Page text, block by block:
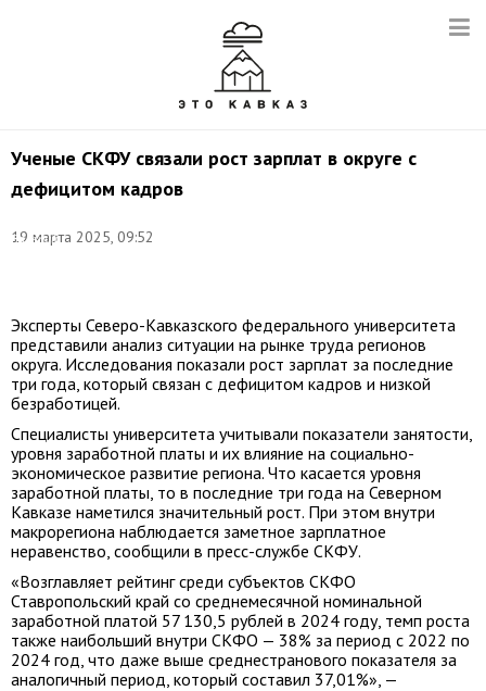
Ученые СКФУ связали рост зарплат в округе с
дефицитом кадров
19 марта 2025, 09:52
Валерий
Эксперты Северо-Кавказского федерального университета
представили анализ ситуации на рынке труда регионов
округа. Исследования показали рост зарплат за последние
три года, который связан с дефицитом кадров и низкой
безработицей.
Специалисты университета учитывали показатели занятости,
уровня заработной платы и их влияние на социально-
экономическое развитие региона. Что касается уровня
заработной платы, то в последние три года на Северном
Кавказе наметился значительный рост. При этом внутри
макрорегиона наблюдается заметное зарплатное
неравенство, сообщили в пресс-службе СКФУ.
«Возглавляет рейтинг среди субъектов СКФО
Ставропольский край со среднемесячной номинальной
заработной платой 57 130,5 рублей в 2024 году, темп роста
также наибольший внутри СКФО — 38% за период с 2022 по
2024 год, что даже выше среднестранового показателя за
аналогичный период, который составил 37,01%», —